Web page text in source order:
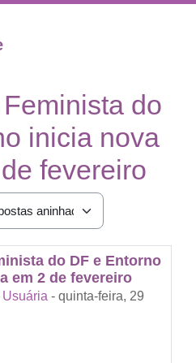
do
inicia nova
fevereiro
do DF e Entorno
em 2 de fevereiro
- quinta-feira, 29
0